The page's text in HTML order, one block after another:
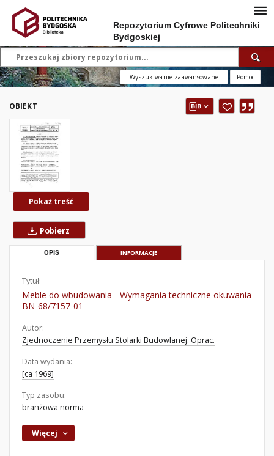
Repozytorium Cyfrowe Politechniki
Bydgoskiej
Wyszukiwanie zaawansowane Pomoc
OBIEKT
Pokaż treść
Pobierz
OPIS INFORMACJE
Tytuł:
Meble do wbudowania - Wymagania techniczne okuwania
BN-68/7157-01
Autor:
Zjednoczenie Przemysłu Stolarki Budowlanej. Oprac.
Data wydania:
[ca 1969]
Typ zasobu:
branżowa norma
Więcej